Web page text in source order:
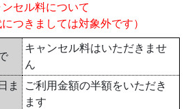
ンセル料について
つきましては対象外です）
キャンセル料はいただきませ
ん
ま
ご利用金額の半額をいただき
ます